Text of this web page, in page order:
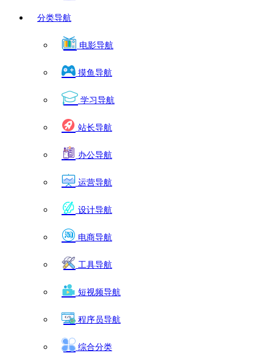
分类导航
电影导航
摸鱼导航
学习导航
站长导航
办公导航
运营导航
设计导航
电商导航
工具导航
短视频导航
程序员导航
综合分类